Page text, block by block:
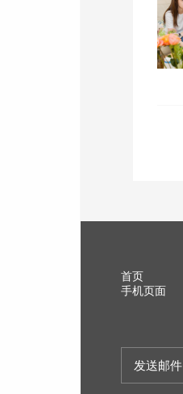
首页
手机页面
发送邮件